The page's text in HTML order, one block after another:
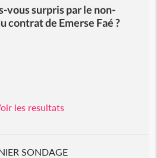
vous surpris par le non-
contrat de Emerse Faé ?
les resultats
SONDAGE